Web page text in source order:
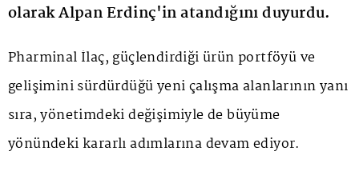
olarak Alpan Erdinç'in atandığını duyurdu.
Pharminal İlaç, güçlendirdiği ürün portföyü ve
gelişimini sürdürdüğü yeni çalışma alanlarının yanı
sıra, yönetimdeki değişimiyle de büyüme
yönündeki kararlı adımlarına devam ediyor.